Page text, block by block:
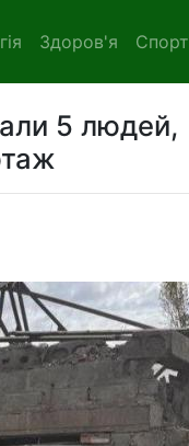
Здоров'я Спорт
5 людей,